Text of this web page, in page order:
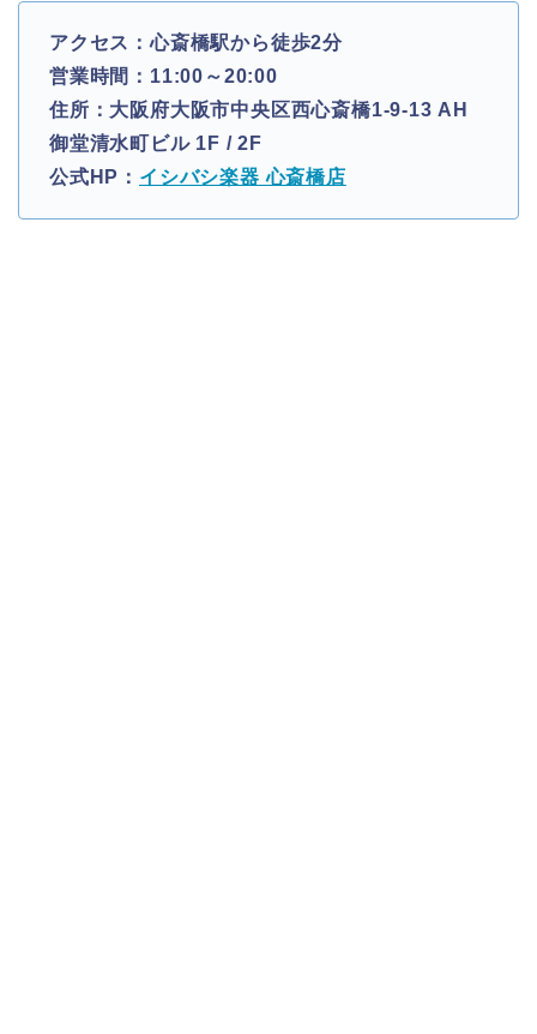
アクセス：心斎橋駅から徒歩2分
営業時間：11:00～20:00
住所：大阪府大阪市中央区西心斎橋1-9-13 AH
御堂清水町ビル 1F / 2F
公式HP： イシバシ楽器 心斎橋店